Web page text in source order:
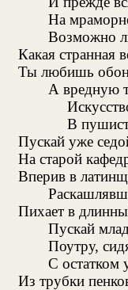
На
Возможно
Какая странная
Ты любишь
А вредную
В
Пускай уже
На старой
Вперив в
Пихает в
Пускай
Поутру,
С остатком
Из трубки